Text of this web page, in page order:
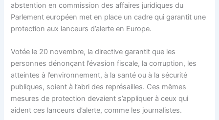
abstention en commission des affaires juridiques du
Parlement européen met en place un cadre qui garantit une
protection aux lanceurs d’alerte en Europe.
Votée le 20 novembre, la directive garantit que les
personnes dénonçant l’évasion fiscale, la corruption, les
atteintes à l’environnement, à la santé ou à la sécurité
publiques, soient à l’abri des représailles. Ces mêmes
mesures de protection devaient s’appliquer à ceux qui
aident ces lanceurs d’alerte, comme les journalistes.